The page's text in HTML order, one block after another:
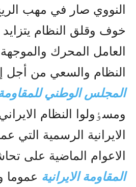
النووي صار في مهب
خوف وقلق النظام يتزايد
العامل المحرك
النظام والسعي من أجل
المجلس الوطني للمقاومة
ومسٶولوا النظام
الايرانية الرسمية التي
الاعوام الماضية على
المقاومة الايرانية عموما